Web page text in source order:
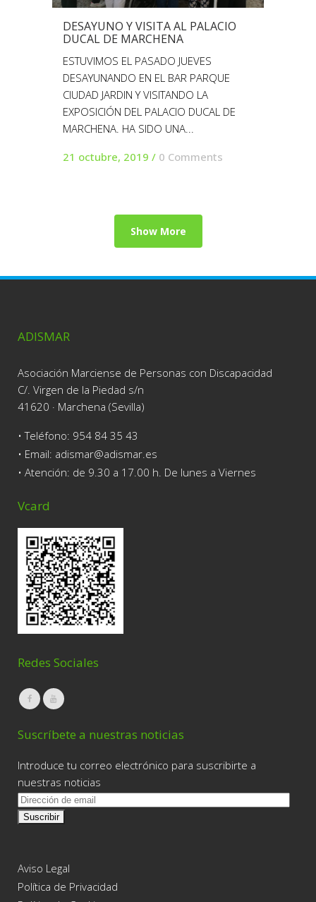
DESAYUNO Y VISITA AL PALACIO
DUCAL DE MARCHENA
ESTUVIMOS EL PASADO JUEVES
DESAYUNANDO EN EL BAR PARQUE
CIUDAD JARDIN Y VISITANDO LA
EXPOSICIÓN DEL PALACIO DUCAL DE
MARCHENA. HA SIDO UNA...
21 octubre, 2019 / 0 Comments
Show More
ADISMAR
Asociación Marciense de Personas con Discapacidad
C/. Virgen de la Piedad s/n
41620 · Marchena (Sevilla)
• Teléfono: 954 84 35 43
• Email: adismar@adismar.es
• Atención: de 9.30 a 17.00 h. De lunes a Viernes
Vcard
Redes Sociales
Suscríbete a nuestras noticias
Introduce tu correo electrónico para suscribirte a
nuestras noticias
D
c
c
Aviso Legal
Política de Privacidad